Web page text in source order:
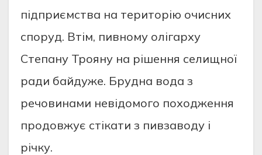
підприємства на територію очисних
споруд. Втім, пивному олігарху
Степану Трояну на рішення селищної
ради байдуже. Брудна вода з
речовинами невідомого походження
продовжує стікати з пивзаводу і
річку.